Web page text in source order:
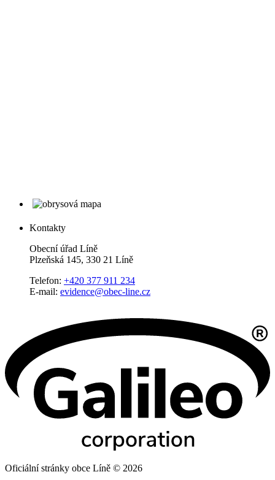
Kontakty
Obecní úřad Líně
Plzeňská 145, 330 21 Líně
Telefon: +420 377 911 234
E-mail: evidence@obec-line.cz
Oficiální stránky obce Líně © 2026